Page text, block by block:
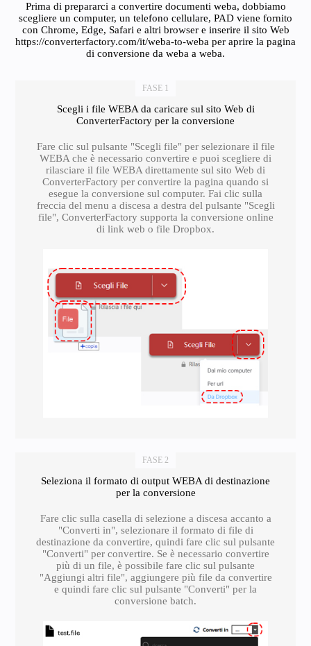
Prima di prepararci a convertire documenti weba, dobbiamo
scegliere un computer, un telefono cellulare, PAD viene fornito
con Chrome, Edge, Safari e altri browser e inserire il sito Web
https://converterfactory.com/it/weba-to-weba per aprire la pagina
di conversione da weba a weba.
FASE 1
Scegli i file WEBA da caricare sul sito Web di
ConverterFactory per la conversione
Fare clic sul pulsante "Scegli file" per selezionare il file
WEBA che è necessario convertire e puoi scegliere di
rilasciare il file WEBA direttamente sul sito Web di
ConverterFactory per convertire la pagina quando si
esegue la conversione sul computer. Fai clic sulla
freccia del menu a discesa a destra del pulsante "Scegli
file", ConverterFactory supporta la conversione online
di link web o file Dropbox.
FASE 2
Seleziona il formato di output WEBA di destinazione
per la conversione
Fare clic sulla casella di selezione a discesa accanto a
"Converti in", selezionare il formato di file di
destinazione da convertire, quindi fare clic sul pulsante
"Converti" per convertire. Se è necessario convertire
più di un file, è possibile fare clic sul pulsante
"Aggiungi altri file", aggiungere più file da convertire
e quindi fare clic sul pulsante "Converti" per la
conversione batch.